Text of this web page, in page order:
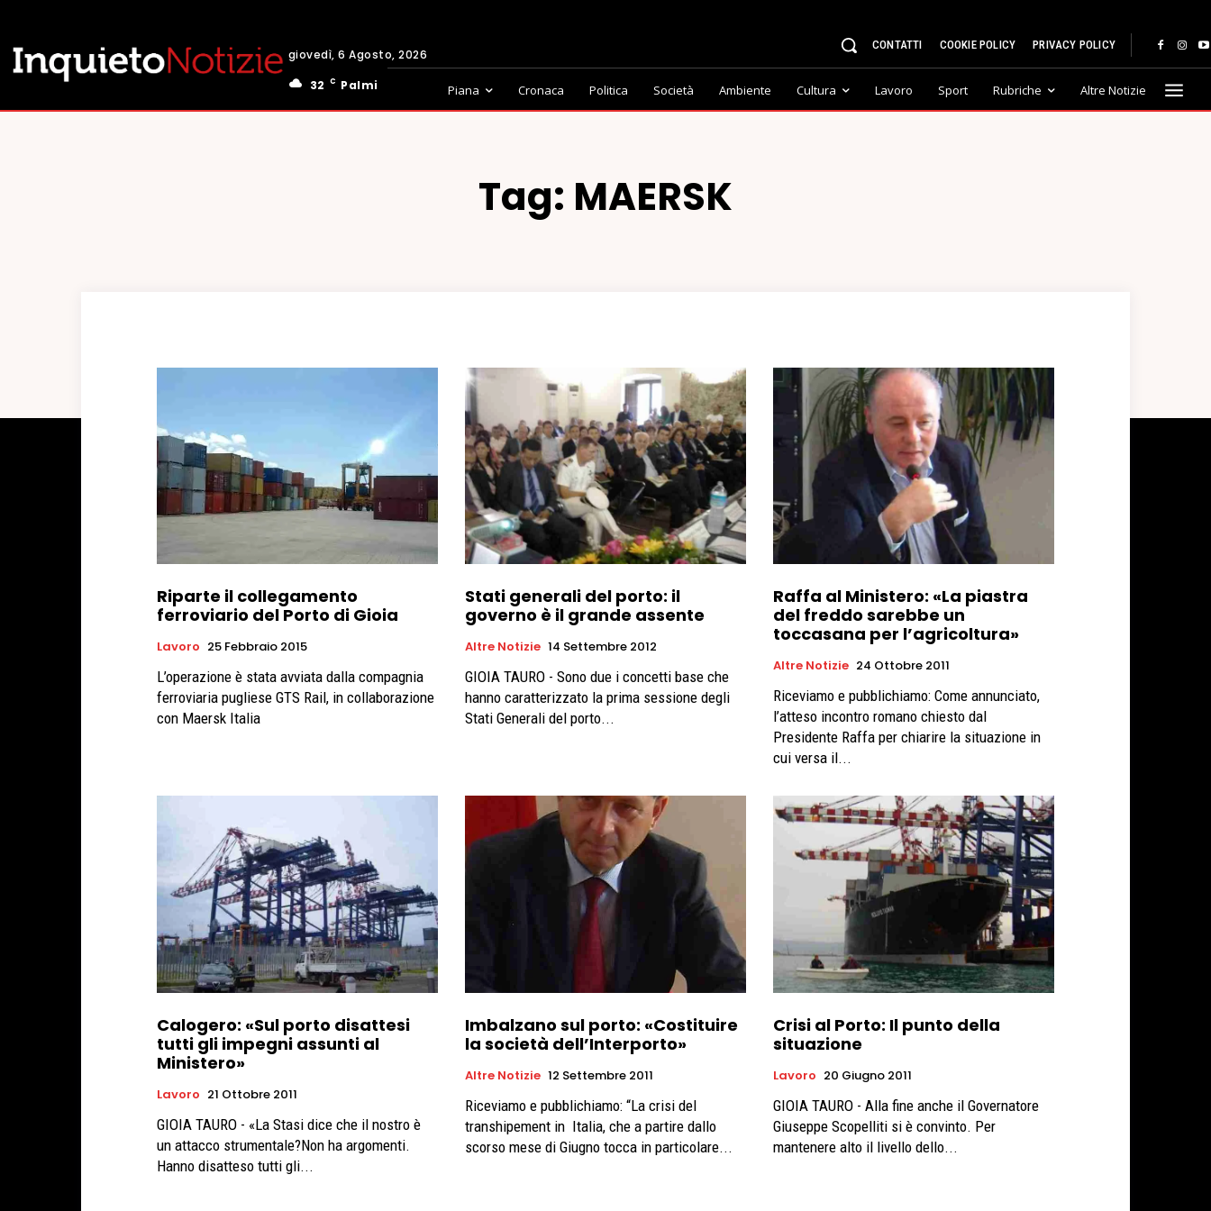
giovedì, 6 Agosto, 2026
32
C Palmi
CONTATTI COOKIE POLICY PRIVACY POLICY
Piana Cronaca Politica Società Ambiente Cultura Lavoro Sport Rubriche Altre Notizie
Tag: MAERSK
Riparte il collegamento
ferroviario del Porto di Gioia
Lavoro 25 Febbraio 2015
L’operazione è stata avviata dalla compagnia
ferroviaria pugliese GTS Rail, in collaborazione
con Maersk Italia
Stati generali del porto: il
governo è il grande assente
Altre Notizie 14 Settembre 2012
GIOIA TAURO - Sono due i concetti base che
hanno caratterizzato la prima sessione degli
Stati Generali del porto...
Raffa al Ministero: «La piastra
del freddo sarebbe un
toccasana per l’agricoltura»
Altre Notizie 24 Ottobre 2011
Riceviamo e pubblichiamo: Come annunciato,
l’atteso incontro romano chiesto dal
Presidente Raffa per chiarire la situazione in
cui versa il...
Calogero: «Sul porto disattesi
tutti gli impegni assunti al
Ministero»
Lavoro 21 Ottobre 2011
GIOIA TAURO - «La Stasi dice che il nostro è
un attacco strumentale?Non ha argomenti.
Hanno disatteso tutti gli...
Imbalzano sul porto: «Costituire
la società dell’Interporto»
Altre Notizie 12 Settembre 2011
Riceviamo e pubblichiamo: “La crisi del
transhipement in Italia, che a partire dallo
scorso mese di Giugno tocca in particolare...
Crisi al Porto: Il punto della
situazione
Lavoro 20 Giugno 2011
GIOIA TAURO - Alla fine anche il Governatore
Giuseppe Scopelliti si è convinto. Per
mantenere alto il livello dello...